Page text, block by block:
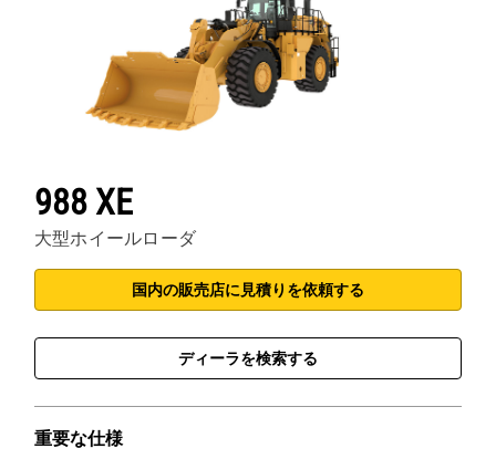
988 XE
大型ホイールローダ
国内の販売店に見積りを依頼する
ディーラを検索する
重要な仕様